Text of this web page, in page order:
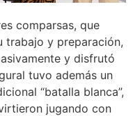
comparsas, que
trabajo y preparación,
y disfrutó
tuvo además un
“batalla blanca”,
jugando con